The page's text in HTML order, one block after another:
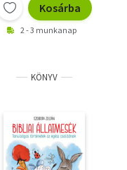
Kosárba
2 - 3 munkanap
KÖNYV